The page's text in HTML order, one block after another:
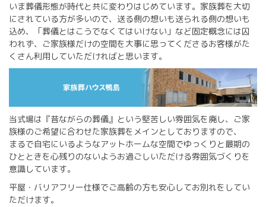
いま葬儀形態が時代と共に変わりはじめています。家族葬を大切
にされている方が多いので、送る側の想いも送られる側の想いも
込め、「葬儀とはこうでなくてはいけない」など固定概念には囚
われず、ご家族様だけの空間を大事に思ってくださるお客様がた
くさん利用していただければと思います。
当式場は『昔ながらの葬儀』という堅苦しい雰囲気を廃し、ご家
族様のご希望に合わせた家族葬をメインとしておりますので、
まるで自宅にいるようなアットホームな空間でゆっくりと最期の
ひとときを心残りのないようお過ごしいただける雰囲気づくりを
意識しています。
平屋・バリアフリー仕様でご高齢の方も安心してお別れをしてい
ただけます。